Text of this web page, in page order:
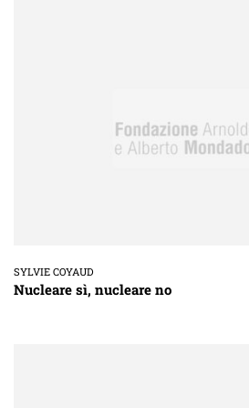
SYLVIE COYAUD
Nucleare sì, nucleare no